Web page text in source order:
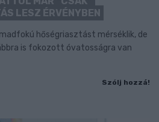
LESZ ÉRVÉNYBEN
hőségriasztást mérséklik, de
is fokozott óvatosságra van
Szólj hozzá!